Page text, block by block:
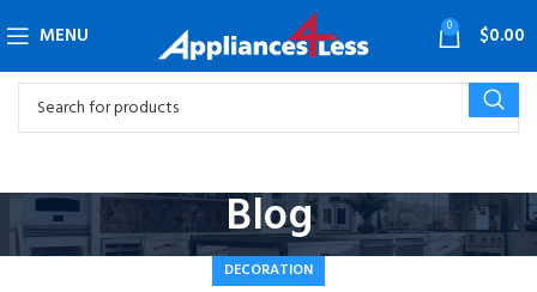
MENU 0 $0.00
Blog
DECORATION